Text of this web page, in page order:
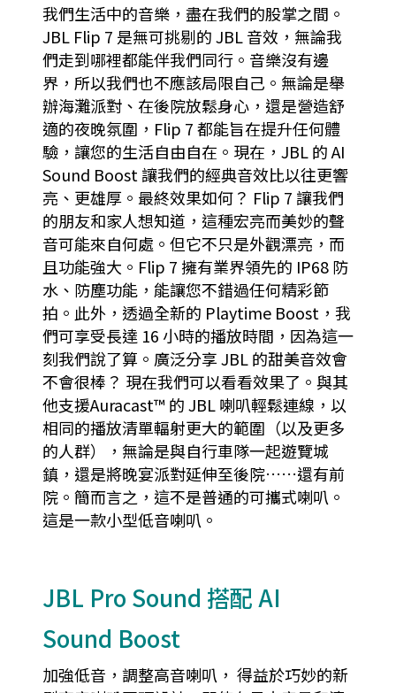
我們生活中的音樂，盡在我們的股掌之間。
JBL Flip 7 是無可挑剔的 JBL 音效，無論我
們走到哪裡都能伴我們同行。音樂沒有邊
界，所以我們也不應該局限自己。無論是舉
辦海灘派對、在後院放鬆身心，還是營造舒
適的夜晚氛圍，Flip 7 都能旨在提升任何體
驗，讓您的生活自由自在。現在，JBL 的 AI
Sound Boost 讓我們的經典音效比以往更響
亮、更雄厚。最終效果如何？ Flip 7 讓我們
的朋友和家人想知道，這種宏亮而美妙的聲
音可能來自何處。但它不只是外觀漂亮，而
且功能強大。Flip 7 擁有業界領先的 IP68 防
水、防塵功能，能讓您不錯過任何精彩節
拍。此外，透過全新的 Playtime Boost，我
們可享受長達 16 小時的播放時間，因為這一
刻我們說了算。廣泛分享 JBL 的甜美音效會
不會很棒？ 現在我們可以看看效果了。與其
他支援Auracast™ 的 JBL 喇叭輕鬆連線，以
相同的播放清單輻射更大的範圍（以及更多
的人群），無論是與自行車隊一起遊覽城
鎮，還是將晚宴派對延伸至後院……還有前
院。簡而言之，這不是普通的可攜式喇叭。
這是一款小型低音喇叭。
JBL Pro Sound 搭配 AI
Sound Boost
加強低音，調整高音喇叭， 得益於巧妙的新